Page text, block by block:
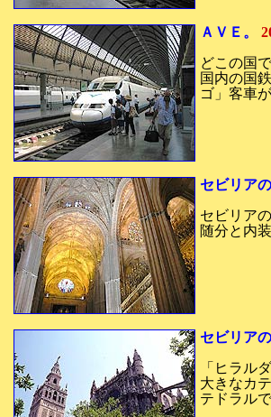
ＡＶＥ。
どこの国
国内の国
ゴ」客車
セビリア
セビリア
随分と内
セビリア
「ヒラル
大きなカ
テドラルで